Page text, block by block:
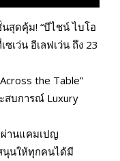
สุดคุ้ม! “บีไชน์ ไบโอ
เว่น อีเลฟเว่น ถึง 23
the Table”
สบการณ์ Luxury
านแคมเปญ
สนุนให้ทุกคนได้มี